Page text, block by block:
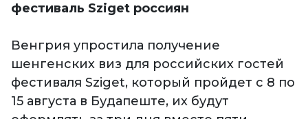
фестиваль Sziget россиян
Венгрия упростила получение
шенгенских виз для российских гостей
фестиваля Sziget, который пройдет с 8 по
15 августа в Будапеште, их будут